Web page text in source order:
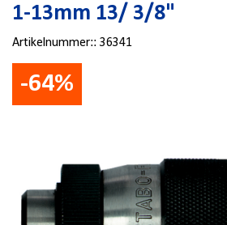
1-13mm 13/ 3/8"
Artikelnummer:: 36341
-64%